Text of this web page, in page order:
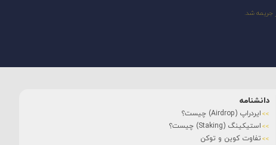
دانشنامه
ایردراپ (Airdrop) چیست؟
استیکینگ (Staking) چیست؟
تفاوت کوین و توکن